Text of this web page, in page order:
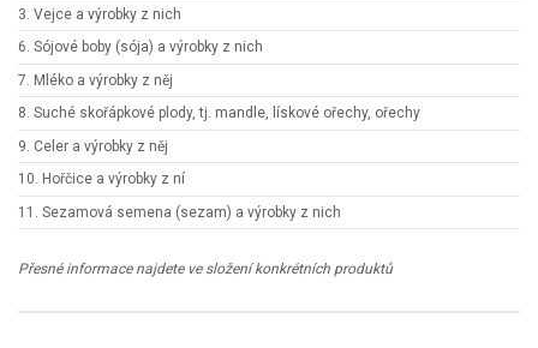
3. Vejce a výrobky z nich
6. Sójové boby (sója) a výrobky z nich
7. Mléko a výrobky z něj
8. Suché skořápkové plody, tj. mandle, lískové ořechy, ořechy
9. Celer a výrobky z něj
10. Hořčice a výrobky z ní
11. Sezamová semena (sezam) a výrobky z nich
Přesné informace najdete ve složení konkrétních produktů